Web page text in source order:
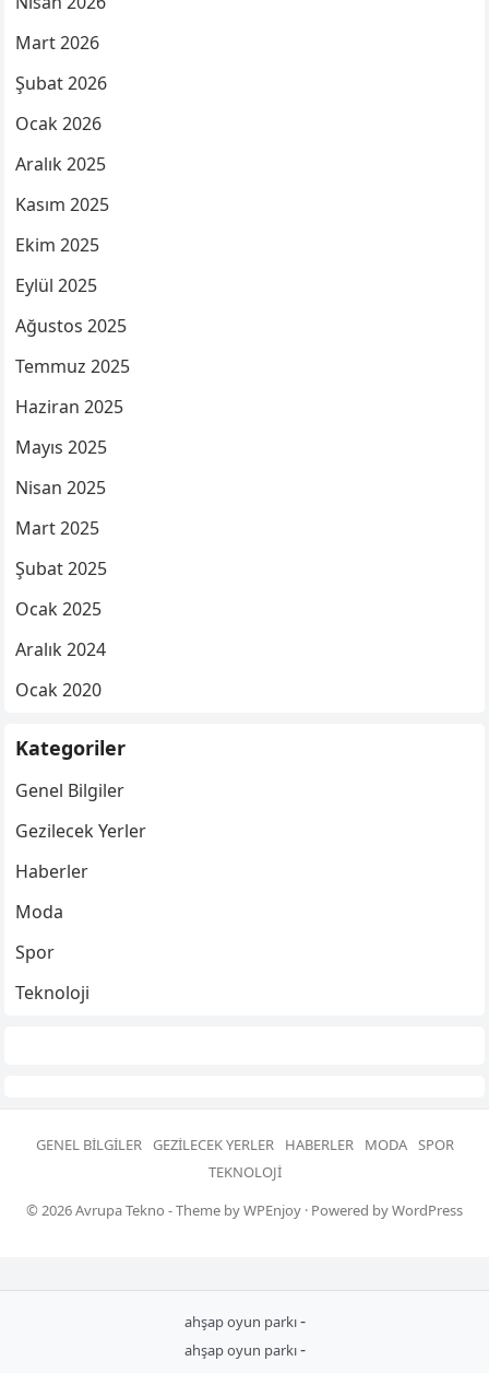
Mart 2026
Şubat 2026
Ocak 2026
Aralık 2025
Kasım 2025
Ekim 2025
Eylül 2025
Ağustos 2025
Temmuz 2025
Haziran 2025
Mayıs 2025
Nisan 2025
Mart 2025
Şubat 2025
Ocak 2025
Aralık 2024
Ocak 2020
Kategoriler
Genel Bilgiler
Gezilecek Yerler
Haberler
Moda
Spor
Teknoloji
GENEL BILGILER GEZILECEK YERLER HABERLER MODA SPOR
TEKNOLOJI
© 2026Avrupa Tekno - Theme byWPEnjoy · Powered byWordPress
ahşap oyun parkı-
ahşap oyun parkı-